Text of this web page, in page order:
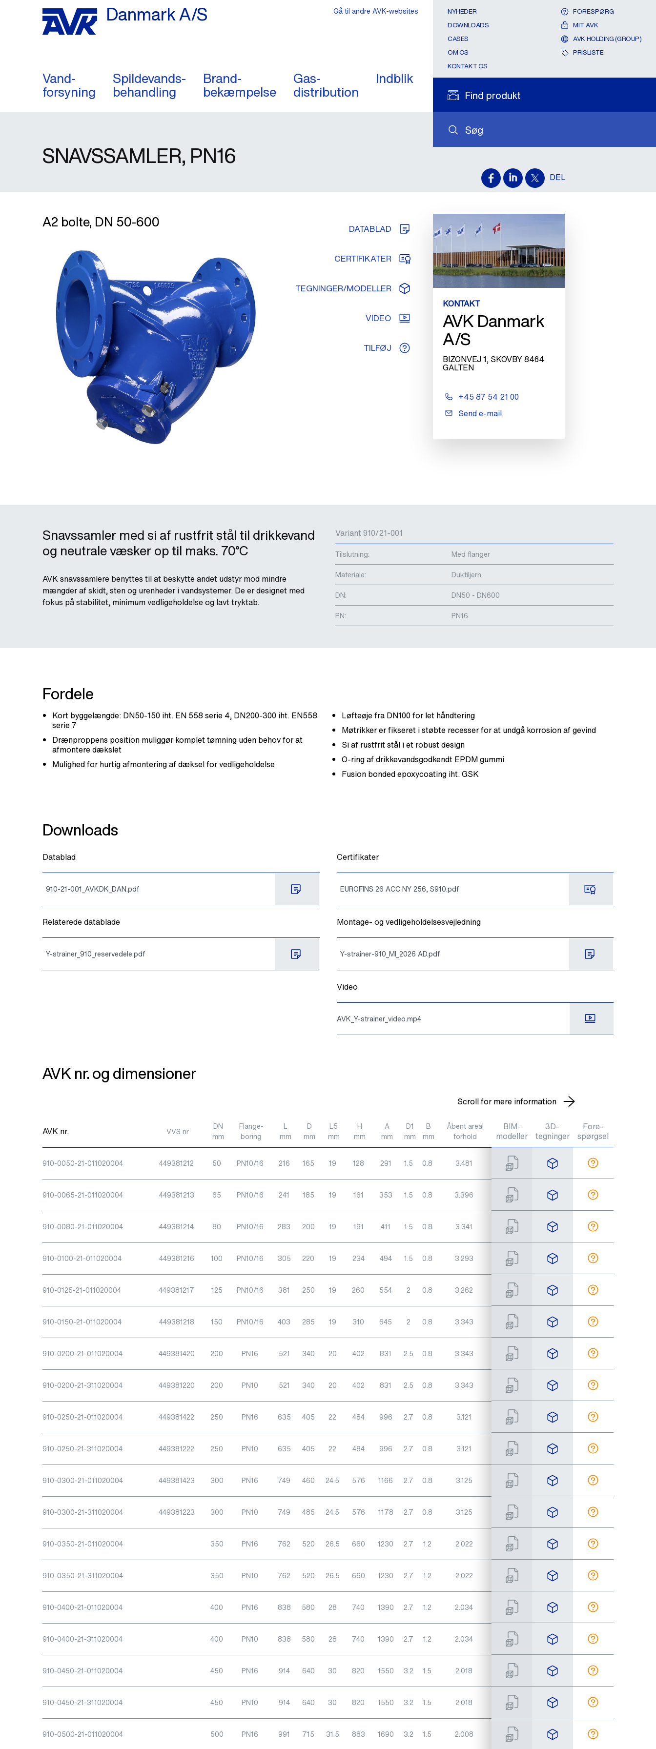
Danmark A/S
Vand-
forsyning
Spildevands-
behandling
Brand-
bekæmpelse
Gas-
distribution
Indblik
Søg
Find produkt
NYHEDER
DOWNLOADS
CASES
OM OS
KONTAKT OS
FORESPØRG
MIT AVK
AVK HOLDING (GROUP)
PRISLISTE
Gå til andre AVK-websites
DEL
SNAVSSAMLER, PN16
A2 bolte, DN 50-600 DATABLAD
CERTIFIKATER
TEGNINGER/MODELLER
VIDEO
TILFØJ
KONTAKT
AVK Danmark
A/S
BIZONVEJ 1, SKOVBY 8464
GALTEN
+45 87 54 21 00
Send e-mail
Snavssamler med si af rustfrit stål til drikkevand
og neutrale væsker op til maks. 70°C
AVK snavssamlere benyttes til at beskytte andet udstyr mod mindre
mængder af skidt, sten og urenheder i vandsystemer. De er designet med
fokus på stabilitet, minimum vedligeholdelse og lavt tryktab.
Variant 910/21-001
Tilslutning:
Med flanger
Materiale:
Duktiljern
DN:
DN50 - DN600
PN:
PN16
Fordele
Kort byggelængde: DN50-150 iht. EN 558 serie 4, DN200-300 iht. EN558
serie 7
Drænproppens position muliggør komplet tømning uden behov for at
afmontere dækslet
Mulighed for hurtig afmontering af dæksel for vedligeholdelse
Løfteøje fra DN100 for let håndtering
Møtrikker er fikseret i støbte recesser for at undgå korrosion af gevind
Si af rustfrit stål i et robust design
O-ring af drikkevandsgodkendt EPDM gummi
Fusion bonded epoxycoating iht. GSK
Downloads
Datablad
910-21-001_AVKDK_DAN.pdf
Relaterede datablade
Y-strainer_910_reservedele.pdf
Certifikater
EUROFINS 26 ACC NY 256, S910.pdf
Montage- og vedligeholdelsesvejledning
Y-strainer-910_MI_2026 AD.pdf
Video
AVK_Y-strainer_video.mp4
AVK nr. og dimensioner
Scroll for mere information
AVK nr. VVS nr
DN
mm
Flange-
boring
L
mm
D
mm
L5
mm
H
mm
A
mm
D1
mm
B
mm
Åbent areal
forhold
Gevind
Teoretisk
vægt / kg
910-0050-21-011020004 449381212 50 PN10/16 216 165 19 128 291 1.5 0.8 3.481 ½" 8,3
910-0065-21-011020004 449381213 65 PN10/16 241 185 19 161 353 1.5 0.8 3.396 ½" 11
910-0080-21-011020004 449381214 80 PN10/16 283 200 19 191 411 1.5 0.8 3.341 ½" 14
910-0100-21-011020004 449381216 100 PN10/16 305 220 19 234 494 1.5 0.8 3.293 ½" 18
910-0125-21-011020004 449381217 125 PN10/16 381 250 19 260 554 2 0.8 3.262 ¾" 26
910-0150-21-011020004 449381218 150 PN10/16 403 285 19 310 645 2 0.8 3.343 ¾" 35
910-0200-21-011020004 449381420 200 PN16 521 340 20 402 831 2.5 0.8 3.343 ¾" 60
910-0200-21-311020004 449381220 200 PN10 521 340 20 402 831 2.5 0.8 3.343 ¾" 60
910-0250-21-011020004 449381422 250 PN16 635 405 22 484 996 2.7 0.8 3.121 1" 97
910-0250-21-311020004 449381222 250 PN10 635 405 22 484 996 2.7 0.8 3.121 1" 97
910-0300-21-011020004 449381423 300 PN16 749 460 24.5 576 1166 2.7 0.8 3.125 1" 142
910-0300-21-311020004 449381223 300 PN10 749 485 24.5 576 1178 2.7 0.8 3.125 1" 142
910-0350-21-011020004 350 PN16 762 520 26.5 660 1230 2.7 1.2 2.022 1" 170
910-0350-21-311020004 350 PN10 762 520 26.5 660 1230 2.7 1.2 2.022 1" 170
910-0400-21-011020004 400 PN16 838 580 28 740 1390 2.7 1.2 2.034 1" 227
910-0400-21-311020004 400 PN10 838 580 28 740 1390 2.7 1.2 2.034 1" 227
910-0450-21-011020004 450 PN16 914 640 30 820 1550 3.2 1.5 2.018 1" 290
910-0450-21-311020004 450 PN10 914 640 30 820 1550 3.2 1.5 2.018 1" 290
910-0500-21-011020004 500 PN16 991 715 31.5 883 1690 3.2 1.5 2.008 1" 373
BIM-
modeller
3D-
tegninger
Fore-
spørgsel